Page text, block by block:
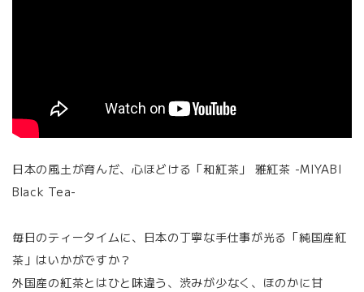
日本の風土が育んだ、心ほどける「和紅茶」 雅紅茶 -MIYABI
Black Tea-
毎日のティータイムに、日本の丁寧な手仕事が光る「純国産紅
茶」はいかがですか？
外国産の紅茶とはひと味違う、渋みが少なく、ほのかに甘